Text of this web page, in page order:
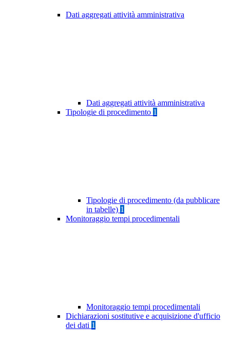
Dati aggregati attività amministrativa
Dati aggregati attività amministrativa
Tipologie di procedimento 1
Tipologie di procedimento (da pubblicare
in tabelle) 1
Monitoraggio tempi procedimentali
Monitoraggio tempi procedimentali
Dichiarazioni sostitutive e acquisizione d'ufficio
dei dati 1